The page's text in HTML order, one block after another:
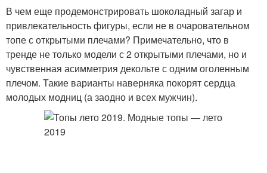
В чем еще продемонстрировать шоколадный загар и
привлекательность фигуры, если не в очаровательном
топе с открытыми плечами? Примечательно, что в
тренде не только модели с 2 открытыми плечами, но и
чувственная асимметрия декольте с одним оголенным
плечом. Такие варианты наверняка покорят сердца
молодых модниц (а заодно и всех мужчин).